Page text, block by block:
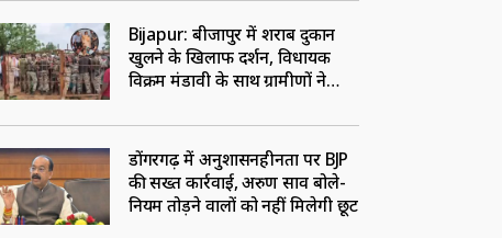
Bijapur: बीजापुर में शराब दुकान
खुलने के खिलाफ प्रदर्शन, विधायक
विक्रम मंडावी के साथ ग्रामीणों ने
डोंगरगढ़ में अनुशासनहीनता पर BJP
की सख्त कार्रवाई, अरुण साव बोले-
नियम तोड़ने वालों को नहीं मिलेगी छूट